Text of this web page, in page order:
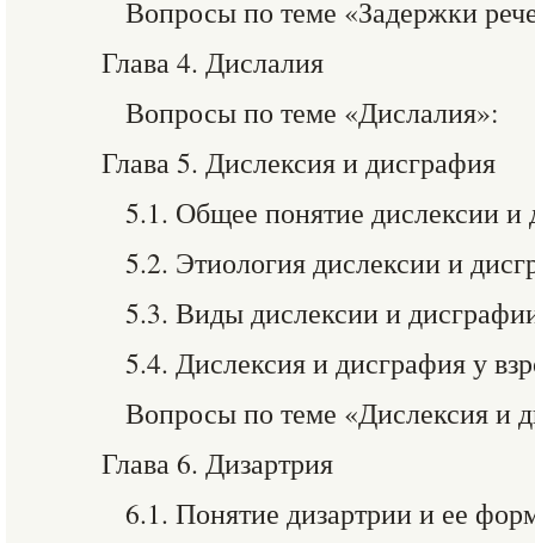
Вопросы по теме «Задержки
Глава 4. Дислалия
Вопросы по теме «Дислалия»:
Глава 5. Дислексия и дисграфия
5.1. Общее понятие дислексии и
5.2. Этиология дислексии и
5.3. Виды дислексии и
5.4. Дислексия и дисграфия у
Вопросы по теме «Дислексия и
Глава 6. Дизартрия
6.1. Понятие дизартрии и ее